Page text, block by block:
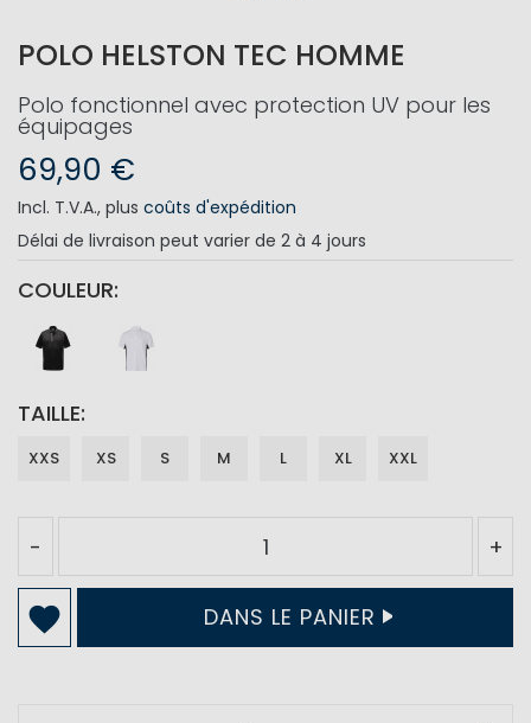
POLO HELSTON TEC HOMME
Polo fonctionnel avec protection UV pour les
équipages
69,90 €
Incl. T.V.A., plus coûts d'expédition
Délai de livraison peut varier de 2 à 4 jours
COULEUR
TAILLE
XXS XS S M L XL XXL
- +
DANS LE PANIER